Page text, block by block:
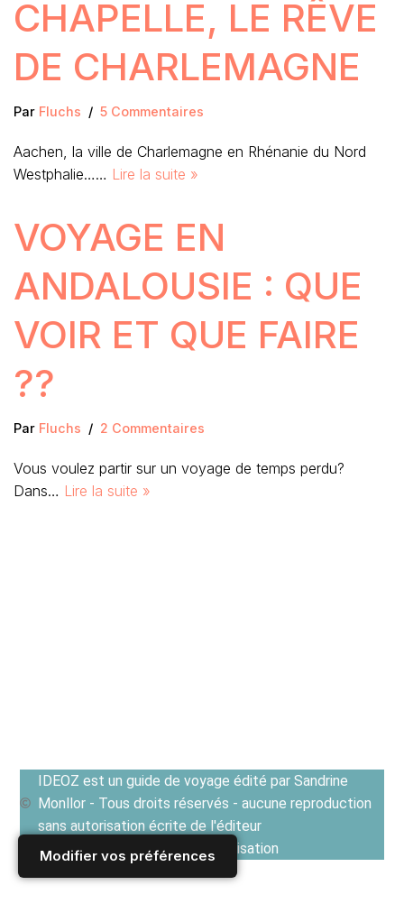
Modifier vos préférences
CHAPELLE, LE RÊVE
DE CHARLEMAGNE
Par Fluchs 5 Commentaires
Aachen, la ville de Charlemagne en Rhénanie du Nord
Westphalie…… Lire la suite »
VOYAGE EN
ANDALOUSIE : QUE
VOIR ET QUE FAIRE
??
Par Fluchs 2 Commentaires
Vous voulez partir sur un voyage de temps perdu?
Dans… Lire la suite »
IDEOZ est un guide de voyage édité par Sandrine
Monllor - Tous droits réservés - aucune reproduction
sans autorisation écrite de l'éditeur
Voir les Conditions générales d'utilisation